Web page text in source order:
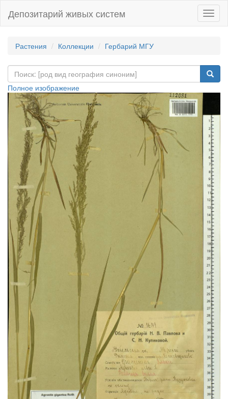
Депозитарий живых систем
Растения Коллекции Гербарий МГУ
Полное изображение